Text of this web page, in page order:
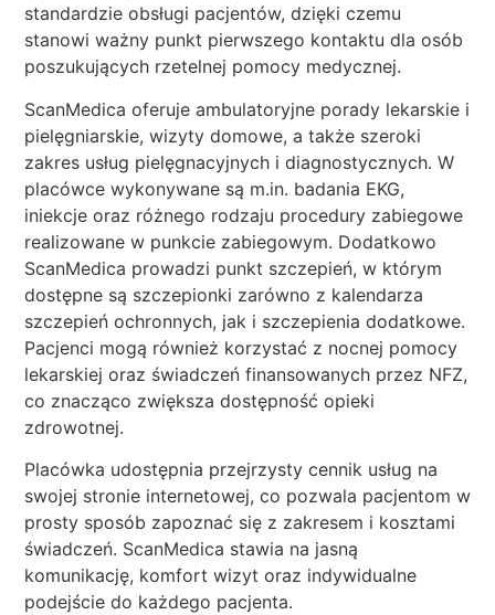
standardzie obsługi pacjentów, dzięki czemu
stanowi ważny punkt pierwszego kontaktu dla osób
poszukujących rzetelnej pomocy medycznej.
ScanMedica oferuje ambulatoryjne porady lekarskie i
pielęgniarskie, wizyty domowe, a także szeroki
zakres usług pielęgnacyjnych i diagnostycznych. W
placówce wykonywane są m.in. badania EKG,
iniekcje oraz różnego rodzaju procedury zabiegowe
realizowane w punkcie zabiegowym. Dodatkowo
ScanMedica prowadzi punkt szczepień, w którym
dostępne są szczepionki zarówno z kalendarza
szczepień ochronnych, jak i szczepienia dodatkowe.
Pacjenci mogą również korzystać z nocnej pomocy
lekarskiej oraz świadczeń finansowanych przez NFZ,
co znacząco zwiększa dostępność opieki
zdrowotnej.
Placówka udostępnia przejrzysty cennik usług na
swojej stronie internetowej, co pozwala pacjentom w
prosty sposób zapoznać się z zakresem i kosztami
świadczeń. ScanMedica stawia na jasną
komunikację, komfort wizyt oraz indywidualne
podejście do każdego pacjenta.